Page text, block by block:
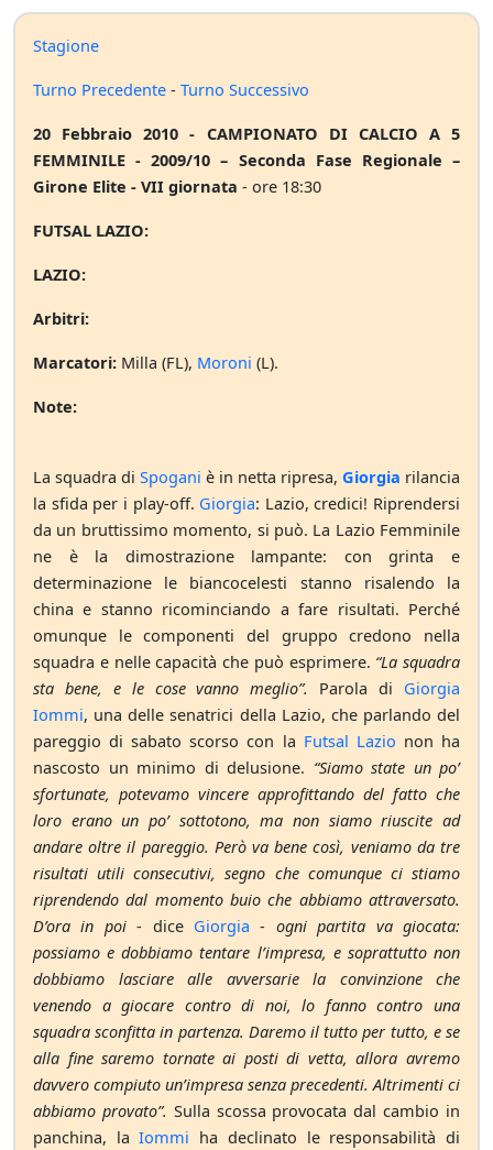
Stagione
Turno Precedente - Turno Successivo
20 Febbraio 2010 - CAMPIONATO DI CALCIO A 5
FEMMINILE - 2009/10 – Seconda Fase Regionale –
Girone Elite - VII giornata - ore 18:30
FUTSAL LAZIO:
LAZIO:
Arbitri:
Marcatori: Milla (FL), Moroni (L).
Note:
La squadra di Spogani è in netta ripresa, Giorgia rilancia
la sfida per i play-off. Giorgia: Lazio, credici! Riprendersi
da un bruttissimo momento, si può. La Lazio Femminile
ne è la dimostrazione lampante: con grinta e
determinazione le biancocelesti stanno risalendo la
china e stanno ricominciando a fare risultati. Perché
omunque le componenti del gruppo credono nella
squadra e nelle capacità che può esprimere. “La squadra
sta bene, e le cose vanno meglio”.
Parola di Giorgia
Iommi, una delle senatrici della Lazio, che parlando del
pareggio di sabato scorso con la Futsal Lazio non ha
nascosto un minimo di delusione. “Siamo state un po’
sfortunate, potevamo vincere approfittando del fatto che
loro erano un po’ sottotono, ma non siamo riuscite ad
andare oltre il pareggio. Però va bene così, veniamo da tre
risultati utili consecutivi, segno che comunque ci stiamo
riprendendo dal momento buio che abbiamo attraversato.
D’ora in poi- dice Giorgia - ogni partita va giocata:
possiamo e dobbiamo tentare l’impresa, e soprattutto non
dobbiamo lasciare alle avversarie la convinzione che
venendo a giocare contro di noi, lo fanno contro una
squadra sconfitta in partenza. Daremo il tutto per tutto, e se
alla fine saremo tornate ai posti di vetta, allora avremo
davvero compiuto un’impresa senza precedenti. Altrimenti ci
abbiamo provato”. Sulla scossa provocata dal cambio in
panchina, laIommi ha declinato le responsabilità di